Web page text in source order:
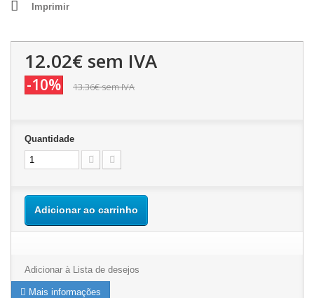
Imprimir
12.02€ sem IVA
-10% 13.36€sem IVA
Quantidade
Adicionar ao carrinho
Adicionar à Lista de desejos
Mais informações